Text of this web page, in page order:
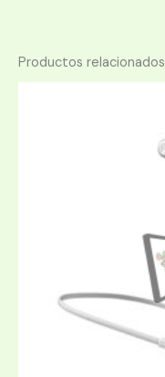
Productos relacionados